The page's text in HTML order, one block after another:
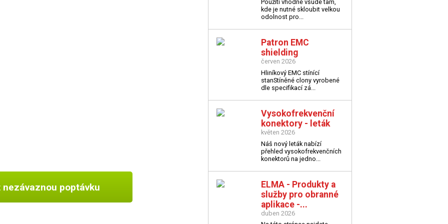
nezávaznou poptávku
Použití vhodné všude tam,
kde je nutné skloubit velkou
odolnost pro...
Patron EMC
shielding
červen 2026
Hliníkový EMC stínící
stanStíněné clony vyrobené
dle specifikací zá...
Vysokofrekvenční
konektory - leták
květen 2026
Náš nový leták nabízí
přehled vysokofrekvenčních
konektorů na jedno...
ELMA - Produkty a
služby pro obranné
aplikace -...
duben 2026